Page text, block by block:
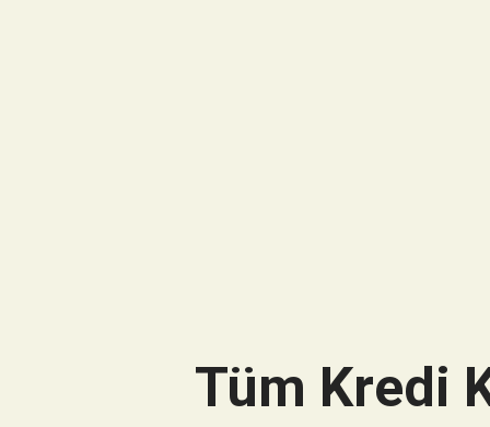
Tüm Kredi